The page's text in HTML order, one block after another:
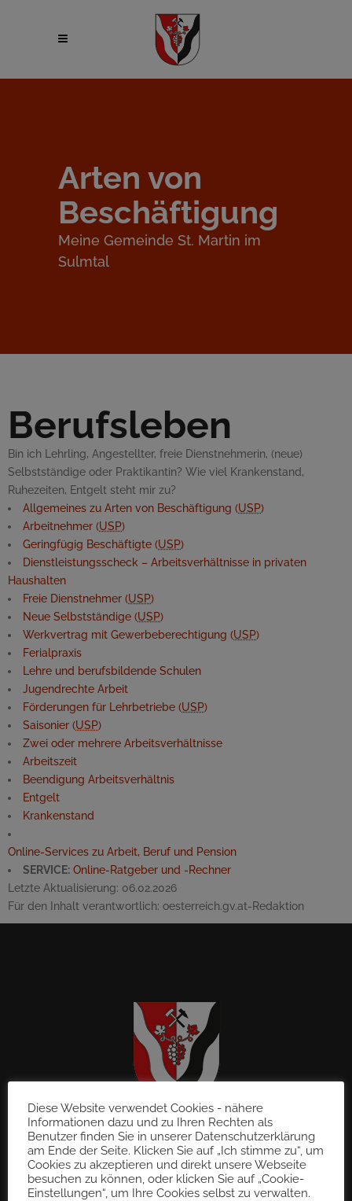
Arten von
Beschäftigung
Meine Gemeinde St. Martin im
Sulmtal
Berufsleben
Bin ich Lehrling, Angestellter, freie Dienstnehmerin, (neue)
Selbstständige oder Praktikantin? Wie viel Krankenstand,
Ruhezeiten, Entgelt steht mir zu?
Allgemeines zu Arten von Beschäftigung (USP)
Arbeitnehmer (USP)
Geringfügig Beschäftigte (USP)
Dienstleistungsscheck – Arbeitsverhältnisse in privaten
Haushalten
Freie Dienstnehmer (USP)
Neue Selbstständige (USP)
Werkvertrag mit Gewerbeberechtigung (USP)
Ferialpraxis
Lehre und berufsbildende Schulen
Jugendrechte Arbeit
Förderungen für Lehrbetriebe (USP)
Saisonier (USP)
Zwei oder mehrere Arbeitsverhältnisse
Arbeitszeit
Beendigung Arbeitsverhältnis
Entgelt
Krankenstand
Online-Services zu Arbeit, Beruf und Pension
SERVICE: Online-Ratgeber und -Rechner
Letzte Aktualisierung: 06.02.2026
Für den Inhalt verantwortlich: oesterreich.gv.at-Redaktion
Gemeinde St. Martin im Sulmtal
8543 Sulb 72
gde@st-martin-sulmtal.gv.at
Tel.: 03465 70 50
Diese Website verwendet Cookies - nähere
Informationen dazu und zu Ihren Rechten als
Benutzer finden Sie in unserer Datenschutzerklärung
am Ende der Seite. Klicken Sie auf „Ich stimme zu“, um
Cookies zu akzeptieren und direkt unsere Webseite
besuchen zu können, oder klicken Sie auf „Cookie-
Einstellungen“, um Ihre Cookies selbst zu verwalten.